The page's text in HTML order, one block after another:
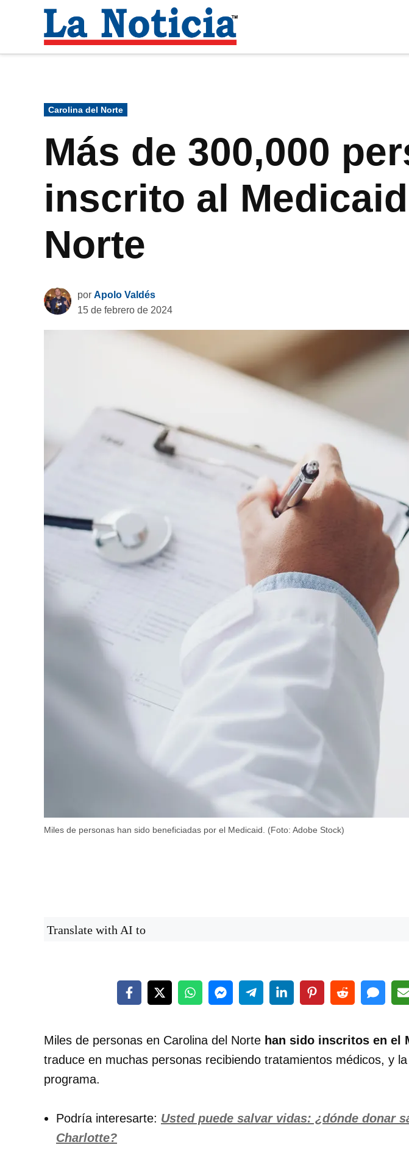
contenido
Noticia
Publicado
en
Carolina del Norte
Más de 300,000
inscrito al
Norte
por Apolo Valdés
15 de febrero de 2024
Miles de personas han sido beneficiadas por el Medicaid. (Foto: Adobe Stock)
Translate with AI to
Miles de personas en Carolina del Norte han sido inscritos en el
traduce en muchas personas recibiendo tratamientos médicos, y
programa.
Podría interesarte: Usted puede salvar vidas: ¿dónde donar
Charlotte?